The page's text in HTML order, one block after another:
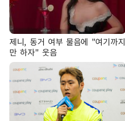
제니, 동거 여부 물음에 "여기까지
만 하자" 웃음